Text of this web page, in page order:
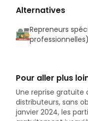
Alternatives
Repreneurs
professionnelles)
Pour aller plus
Une reprise gratuite
distributeurs, sans
janvier 2024, les